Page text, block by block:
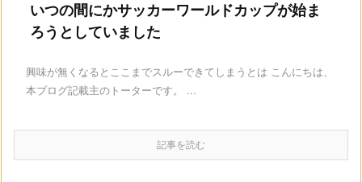
いつの間にかサッカーワールドカップが始ま
ろうとしていました
興味が無くなるとここまでスルーできてしまうとは こんにちは、
本ブログ記載主のトーターです。 ...
記事を読む